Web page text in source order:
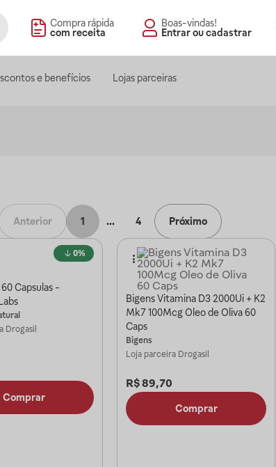
Compra rápida
com receita
Boas-vindas!
Entrar ou cadastrar
e benefícios Lojas parceiras
Anterior 1 ... 4 Próximo
0%
Capsulas -
Drogasil
Comprar
Bigens Vitamina D3 2000Ui + K2
Mk7 100Mcg Oleo de Oliva 60
Caps
Bigens
Loja parceira Drogasil
R$89,70
Comprar